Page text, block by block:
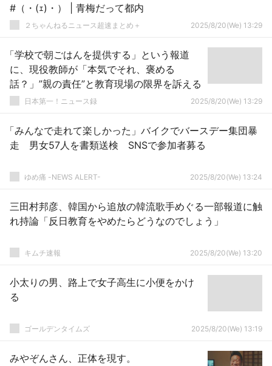
#（・(ｪ)・） | 青梅だって都内
２ちゃんねるニュース超速まとめ＋ 2025/8/20(We) 13:29
「学校で朝ごはんを提供する」という報道
に、現役教師が「本気でそれ、褒める
話？」”親の責任”と教育現場の限界を訴える
日本第一！ニュース録 2025/8/20(We) 13:29
「みんなで走れて楽しかった」バイクでバースデー集団暴
走 男女57人を書類送検 SNSで参加者募る
ゆめ痛 -NEWS ALERT- 2025/8/20(We) 13:24
三田村邦彦、韓国から追放の韓流歌手めぐる一部報道に触
れ持論「反日教育をやめたらどうなのでしょう」
キムチ速報 2025/8/20(We) 13:20
小太りの男、路上で女子高生に小便をかけ
る
ゴールデンタイムズ 2025/8/20(We) 13:19
みやぞんさん、正体を現す。